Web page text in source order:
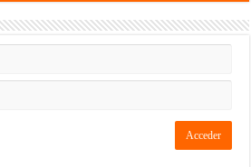
Acceder